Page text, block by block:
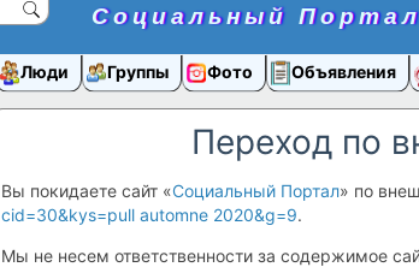
Социальный Портал
Люди Группы Фото Объявления
Переход по
Вы покидаете сайт «Социальный Портал» по
cid=30&kys=pull automne 2020&g=9.
Мы не несем ответственности за содержимое